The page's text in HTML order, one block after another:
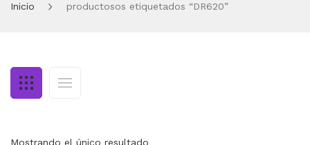
TIENDA
CONTACTO
MI CUENTA
Inicio productosos etiquetados “DR620”
Mostrando el único resultado